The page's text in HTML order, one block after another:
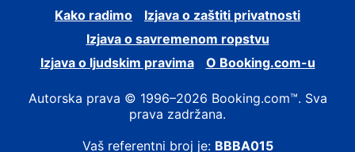
Kako radimo
Izjava o zaštiti privatnosti
Izjava o savremenom ropstvu
Izjava o ljudskim pravima
О Booking.com-u
Autorska prava © 1996–2026 Booking.com™. Sva
prava zadržana.
Vaš referentni broj je: BBBA015